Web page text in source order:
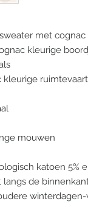
met
kleurige
kleurige
mouwen
katoen 5%
de